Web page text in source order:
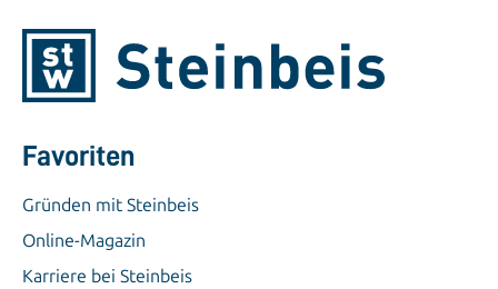
Favoriten
Gründen mit Steinbeis
Online-Magazin
Karriere bei Steinbeis